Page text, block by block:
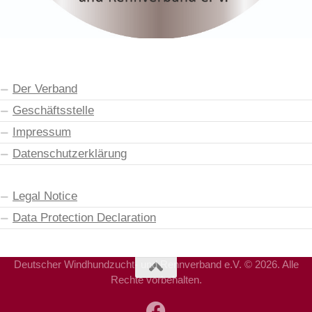
Der Verband
Geschäftsstelle
Impressum
Datenschutzerklärung
Legal Notice
Data Protection Declaration
Deutscher Windhundzucht- und Rennverband e.V. © 2026. Alle
Rechte vorbehalten.